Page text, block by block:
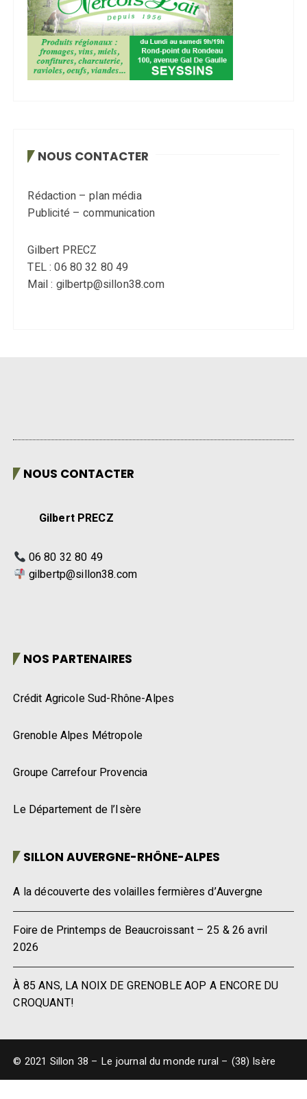
NOUS CONTACTER
Rédaction – plan média
Publicité – communication
Gilbert PRECZ
TEL : 06 80 32 80 49
Mail : gilbertp@sillon38.com
NOUS CONTACTER
Gilbert PRECZ
06 80 32 80 49
gilbertp@sillon38.com
NOS PARTENAIRES
Crédit Agricole Sud-Rhône-Alpes
Grenoble Alpes Métropole
Groupe Carrefour Provencia
Le Département de l’Isère
SILLON AUVERGNE-RHÔNE-ALPES
A la découverte des volailles fermières d’Auvergne
Foire de Printemps de Beaucroissant – 25 & 26 avril
2026
À 85 ANS, LA NOIX DE GRENOBLE AOP A ENCORE DU
CROQUANT!
© 2021 Sillon 38 – Le journal du monde rural – (38) Isère